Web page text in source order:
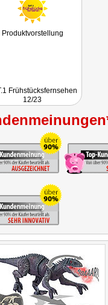
Produktvorstellung
Frühstücksfernsehen
12/23